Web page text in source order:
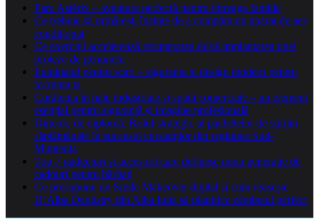
Parc Astérix – aventura perfectă pentru întreaga familie
Ce trebuie să urmărești înainte de a cumpăra un aparat de aer
condiționat
Ce exerciții accelerează recuperarea după implantarea unei
proteze de genunchi
Iluminatul pentru scari – siguranta si design modern pentru
locuinta ta
Curățenia în hale industriale și spații comerciale – un element
esențial pentru siguranță și imagine profesională
Dincolo de diplomă: Rolul strategic al pachetelor de sprijin
săptămânale în succesul cursanților din regiunea Sud-
Muntenia
Top 7 gadgeturi și accesorii care definesc noua generație de
cadouri pentru bărbați
Ce presupune un Smile Makeover digital și cum reușește
D’Alba Dentistry din Alba Iulia să planifice zâmbetul perfect